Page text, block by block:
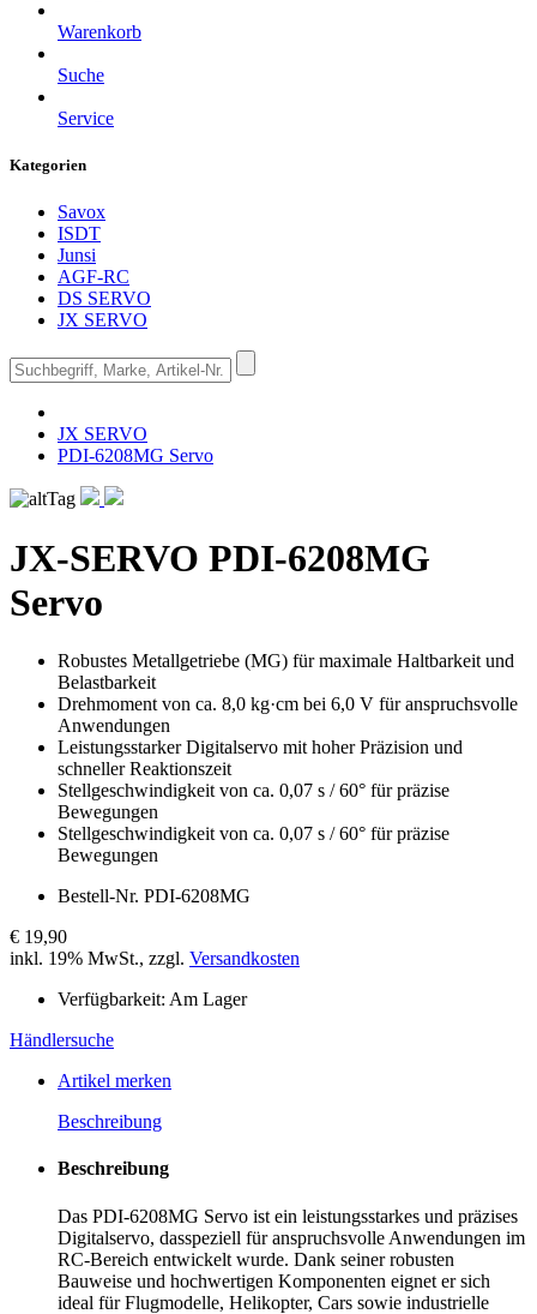
Warenkorb
Suche
Service
Kategorien
Savox
ISDT
Junsi
AGF-RC
DS SERVO
JX SERVO
JX SERVO
PDI-6208MG Servo
JX-SERVO PDI-6208MG
Servo
Robustes Metallgetriebe (MG) für maximale Haltbarkeit und
Belastbarkeit
Drehmoment von ca. 8,0 kg·cm bei 6,0 V für anspruchsvolle
Anwendungen
Leistungsstarker Digitalservo mit hoher Präzision und
schneller Reaktionszeit
Stellgeschwindigkeit von ca. 0,07 s / 60° für präzise
Bewegungen
Stellgeschwindigkeit von ca. 0,07 s / 60° für präzise
Bewegungen
Bestell-Nr. PDI-6208MG
€ 19,90
inkl. 19% MwSt., zzgl. Versandkosten
Verfügbarkeit: Am Lager
Händlersuche
Artikel merken
Beschreibung
Beschreibung
Das PDI-6208MG Servo ist ein leistungsstarkes und präzises
Digitalservo, dasspeziell für anspruchsvolle Anwendungen im
RC-Bereich entwickelt wurde. Dank seiner robusten
Bauweise und hochwertigen Komponenten eignet er sich
ideal für Flugmodelle, Helikopter, Cars sowie industrielle